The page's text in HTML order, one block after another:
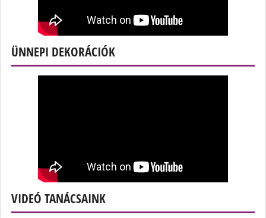
ÜNNEPI DEKORÁCIÓK
VIDEÓ TANÁCSAINK